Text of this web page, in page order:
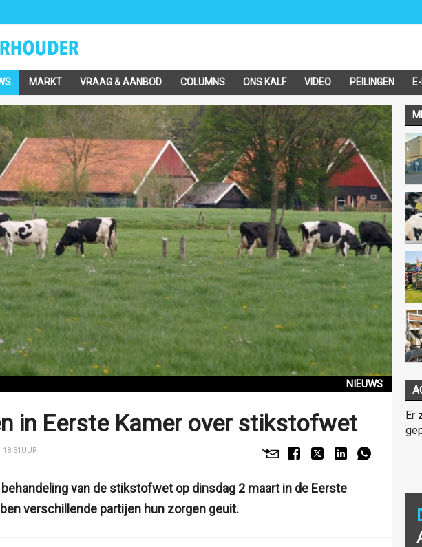
MARKT VRAAG & AANBOD COLUMNS ONS KALF VIDEO PEILINGEN
NIEUWS
in Eerste Kamer over stikstofwet
UUR
van de stikstofwet op dinsdag 2 maart in de Eerste
verschillende partijen hun zorgen geuit.
Er